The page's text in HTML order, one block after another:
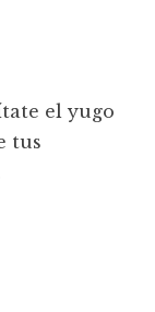
el yugo
tus